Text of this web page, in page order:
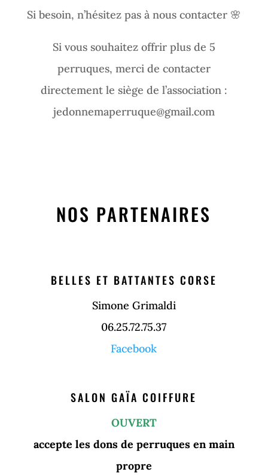
Si besoin, n’hésitez pas à nous contacter 🌸
Si vous souhaitez offrir plus de 5
perruques, merci de contacter
directement le siège de l’association :
jedonnemaperruque@gmail.com
NOS PARTENAIRES
BELLES ET BATTANTES CORSE
Simone Grimaldi
06.25.72.75.37
Facebook
SALON GAÏA COIFFURE
OUVERT
accepte les dons de perruques en main
propre